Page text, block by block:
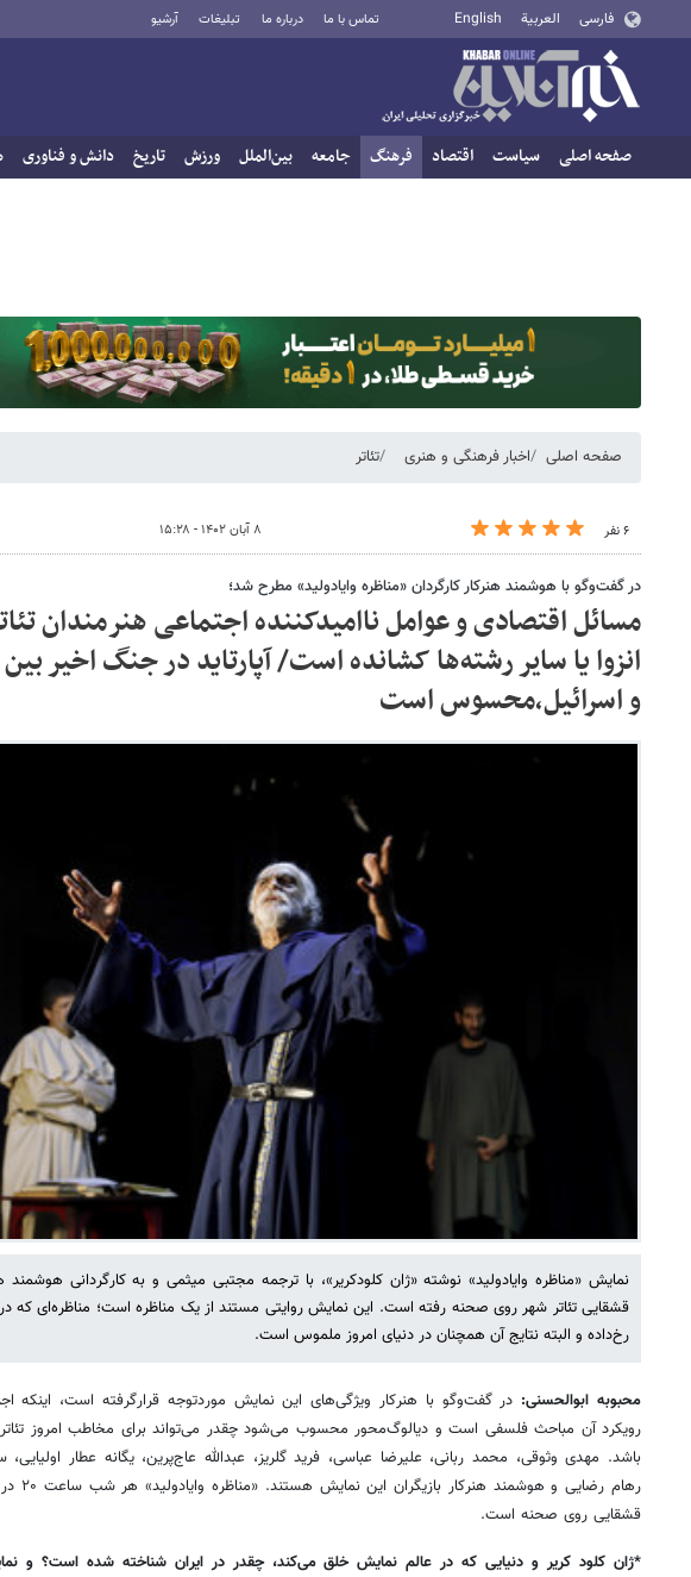
فارسی العربية English تماس با ما درباره ما تبلیغات آرشیو
صفحه اصلی سیاست اقتصاد فرهنگ جامعه بین‌الملل ورزش تاریخ دانش و فناوری
صفحه اصلی اخبار فرهنگی و هنری تئاتر
۶ نفر ۸ آبان ۱۴۰۲ - ۱۵:۲۸
در گفت‌وگو با هوشمند هنرکار کارگردان «مناظره وایادولید» مطرح شد؛
مسائل اقتصادی و عوامل ناامیدکننده اجتماعی هنرمندان
انزوا یا سایر رشته‌ها کشانده است/ آپارتاید در جنگ اخیر
و اسرائیل،محسوس است
نمایش «مناظره وایادولید» نوشته «ژان کلودکریر»، با ترجمه مجتبی میثمی و به کارگردانی هوشمند
رخ‌داده و البته نتایج آن همچنان در دنیای امروز ملموس است.
محبوبه ابوالحسنی: در گفت‌وگو با هنرکار ویژگی‌های این نمایش موردتوجه قرارگرفته است، اینکه
رویکرد آن مباحث فلسفی است و دیالوگ‌محور محسوب می‌شود چقدر می‌تواند برای مخاطب امروز
باشد. مهدی وثوقی، محمد ربانی، علیرضا عباسی، فرید گلریز، عبدالله عاج‌پرین، یگانه عطار اولیایی،
رهام
قشقایی روی صحنه است.
*ژان کلود کریر و دنیایی که در عالم نمایش خلق می‌کند، چقدر در ایران شناخته شده است؟ و